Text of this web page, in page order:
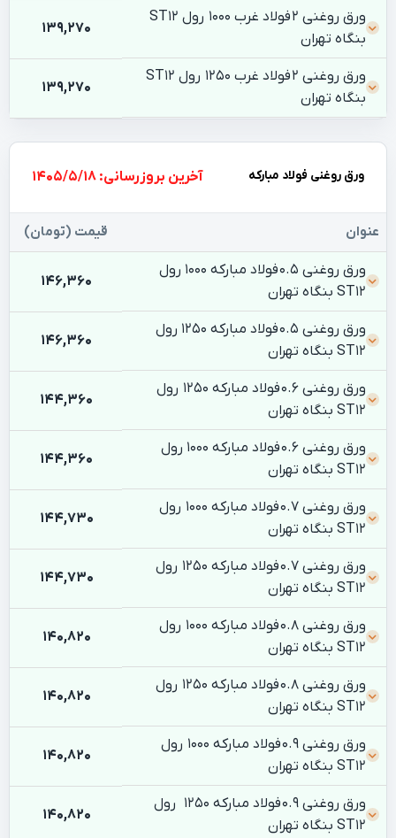
ورق روغنی 2 فولاد غرب 1000 رول ST12
بنگاه تهران
139,270
ورق روغنی 2 فولاد غرب 1250 رول ST12
بنگاه تهران
139,270
ورق روغنی فولاد مبارکه بروزرسانی: 1405/5/18
عنوان قیمت (تومان)
ورق روغنی 0.5 فولاد مبارکه 1000 رول
ST12 بنگاه تهران
146,360
ورق روغنی 0.5 فولاد مبارکه 1250 رول
ST12 بنگاه تهران
146,360
ورق روغنی 0.6 فولاد مبارکه 1250 رول
ST12 بنگاه تهران
144,360
ورق روغنی 0.6 فولاد مبارکه 1000 رول
ST12 بنگاه تهران
144,360
ورق روغنی 0.7 فولاد مبارکه 1000 رول
ST12 بنگاه تهران
144,730
ورق روغنی 0.7 فولاد مبارکه 1250 رول
ST12 بنگاه تهران
144,730
ورق روغنی 0.8 فولاد مبارکه 1000 رول
ST12 بنگاه تهران
140,820
ورق روغنی 0.8 فولاد مبارکه 1250 رول
ST12 بنگاه تهران
140,820
ورق روغنی 0.9 فولاد مبارکه 1000 رول
ST12 بنگاه تهران
140,820
ورق روغنی 0.9 فولاد مبارکه 1250 رول
ST12 بنگاه تهران
140,820